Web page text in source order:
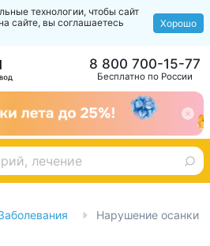
технологии, чтобы сайт
сайте, вы соглашаетесь
Хорошо
Бесплатно по России
8 800 700-15-77
Нарушение осанки